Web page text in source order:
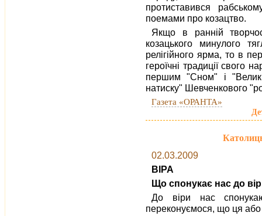
протиставився
поемами про козацтво.
Якщо в ранній
козацького минулого
релігійного ярма, то в
героїчні традиції свого
першим "Сном" і
натиску" Шевченкового
Газета «ОРАНТА»
02.03.2009
ВІРА
Що спонукає нас до
До віри нас
переконуємося, що ця